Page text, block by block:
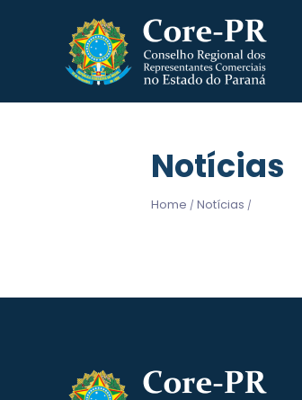
Notícias
Home / Notícias /